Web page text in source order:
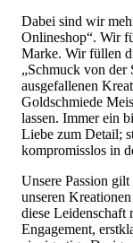
Dabei sind wir
Onlineshop“. Wir
Marke. Wir füllen
„Schmuck von der
ausgefallenen
Goldschmiede
lassen. Immer ein
Liebe zum Detail;
kompromisslos in
Unsere Passion
unseren
diese Leidenschaft
Engagement,